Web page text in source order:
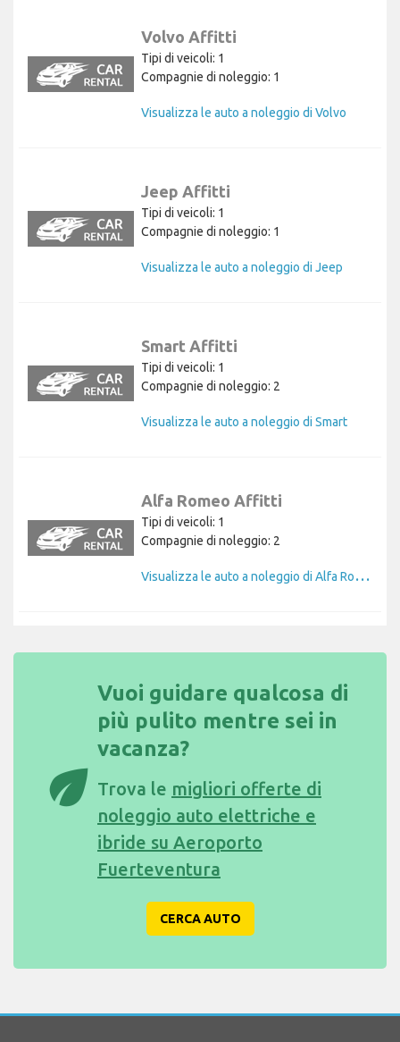
Volvo Affitti
Tipi di veicoli: 1
Compagnie di noleggio: 1
Visualizza le auto a noleggio di Volvo
Jeep Affitti
Tipi di veicoli: 1
Compagnie di noleggio: 1
Visualizza le auto a noleggio di Jeep
Smart Affitti
Tipi di veicoli: 1
Compagnie di noleggio: 2
Visualizza le auto a noleggio di Smart
Alfa Romeo Affitti
Tipi di veicoli: 1
Compagnie di noleggio: 2
V
isualizza le auto a noleggio di Alfa Romeo
eco
Vuoi guidare qualcosa di
più pulito mentre sei in
vacanza?
Trova le migliori offerte di
noleggio auto elettriche e
ibride su Aeroporto
Fuerteventura
CERCA AUTO